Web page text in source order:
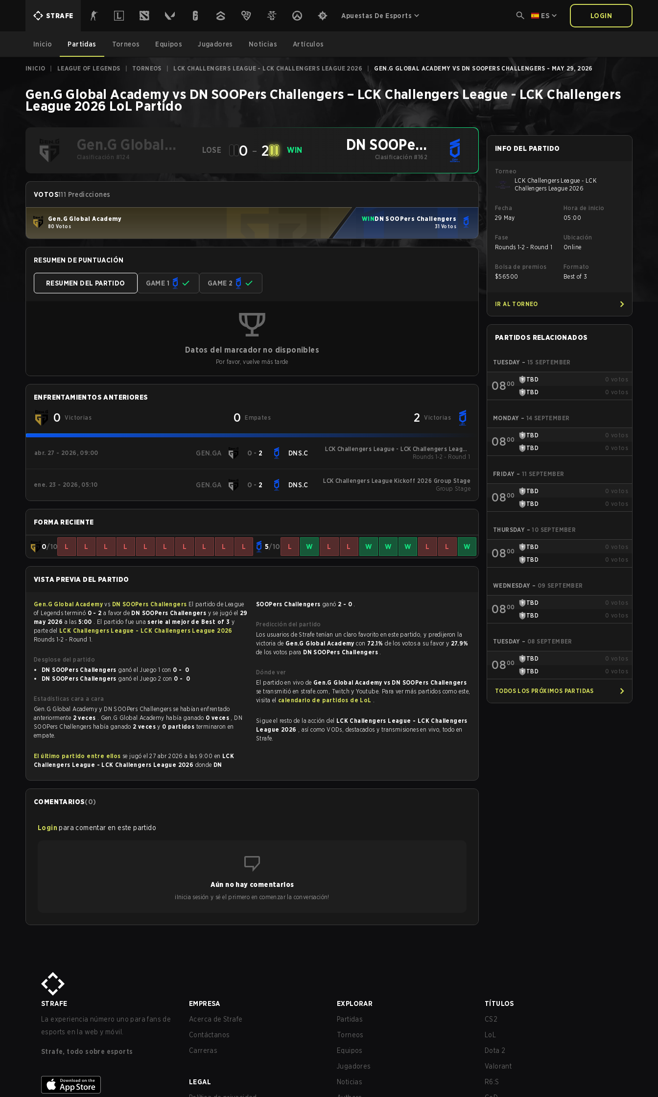
STRAFE Apuestas De Esports ES LOGIN
Inicio Partidas Torneos Equipos Jugadores Noticias Artículos
INICIO LEAGUE OF LEGENDS TORNEOS LCK CHALLENGERS LEAGUE - LCK CHALLENGERS LEAGUE 2026 GEN.G GLOBAL ACADEMY VS DN SOOPERS CHALLENGERS - MAY 29, 2026
Gen.G Global Academy vs DN SOOPers Challengers – LCK Challengers League - LCK Challengers
League 2026 LoL Partido
Gen.G Global
Academy
Clasificación #124
LOSE 0 - 2 WIN
DN SOOPers
Challengers
Clasificación #162
VOTOS111 Predicciones
Gen.G Global Academy
80 Votos
WINDN SOOPers Challengers
31 Votos
RESUMEN DE PUNTUACIÓN
RESUMEN DEL PARTIDO GAME 1 GAME 2
Datos del marcador no disponibles
Por favor, vuelve más tarde
ENFRENTAMIENTOS ANTERIORES
0 Victorias 0 Empates 2 Victorias
abr. 27 - 2026, 09:00 GEN.GA 0 - 2 DNS.C
LCK Challengers League - LCK Challengers League
2026
Rounds 1-2 - Round 1
ene. 23 - 2026, 05:10 GEN.GA 0 - 2 DNS.C
LCK Challengers League Kickoff 2026 Group Stage
Group Stage
FORMA RECIENTE
0/10 L L L L L L L L L L 5/10 L W L L W W W L L W
VISTA PREVIA DEL PARTIDO
Gen.G Global Academyvs DN SOOPers Challengers El partido de League
of Legends terminó 0 - 2 a favor de DN SOOPers Challengers y se jugó el 29
may 2026 a las 5:00 . El partido fue una serie al mejor de Best of 3 y
parte del LCK Challengers League - LCK Challengers League 2026
Rounds 1-2 - Round 1.
Desglose del partido
DN SOOPers Challengers
ganó el Juego 1 con
0 - 0
DN SOOPers Challengers
ganó el Juego 2 con 0 - 0
Estadísticas cara a cara
Gen.G Global Academy y DN SOOPers Challengers se habían enfrentado
anteriormente 2 veces . Gen.G Global Academy había ganado 0 veces , DN
SOOPers Challengers había ganado 2 vecesy 0 partidos terminaron en
empate.
El último partido entre ellos se jugó el 27 abr 2026 a las 9:00 en LCK
Challengers League - LCK Challengers League 2026 donde DN
SOOPers Challengers ganó 2 - 0 .
Predicción del partido
Los usuarios de Strafe tenían un claro favorito en este partido, y predijeron la
victoria de Gen.G Global Academycon 72.1%de los votos a su favor y 27.9%
de los votos para DN SOOPers Challengers .
Dónde ver
El partido en vivo de Gen.G Global Academy vs DN SOOPers Challengers
se transmitió en strafe.com, Twitch y Youtube. Para ver más partidos como este,
visita el calendario de partidos de LoL .
Sigue el resto de la acción del LCK Challengers League - LCK Challengers
League 2026 , así como VODs, destacados y transmisiones en vivo, todo en
Strafe.
COMENTARIOS(0)
Login para comentar en este partido
Aún no hay comentarios
¡Inicia sesión y sé el primero en comenzar la conversación!
INFO DEL PARTIDO
Torneo
LCK Challengers League - LCK
Challengers League 2026
Fecha
29 May
Hora de inicio
05:00
Fase
Rounds 1-2 - Round 1
Ubicación
Online
Bolsa de premios
$56500
Formato
Best of 3
IR AL TORNEO
PARTIDOS RELACIONADOS
TUESDAY – 15 SEPTEMBER
0800
TBD 0 votos
TBD
0 votos
MONDAY – 14 SEPTEMBER
0800
TBD 0 votos
TBD
0 votos
FRIDAY – 11 SEPTEMBER
0800
TBD 0 votos
TBD
0 votos
THURSDAY – 10 SEPTEMBER
0800
TBD 0 votos
TBD
0 votos
WEDNESDAY – 09 SEPTEMBER
0800
TBD 0 votos
TBD
0 votos
TUESDAY – 08 SEPTEMBER
0800
TBD 0 votos
TBD
0 votos
TODOS LOS PRÓXIMOS PARTIDAS
STRAFE
La experiencia número uno para fans de
esports en la web y móvil.
Strafe, todo sobre esports
EMPRESA
Acerca de Strafe
Contáctanos
Carreras
LEGAL
EXPLORAR
Partidas
Torneos
Equipos
Jugadores
Noticias
TÍTULOS
CS2
LoL
Dota 2
Valorant
R6:S